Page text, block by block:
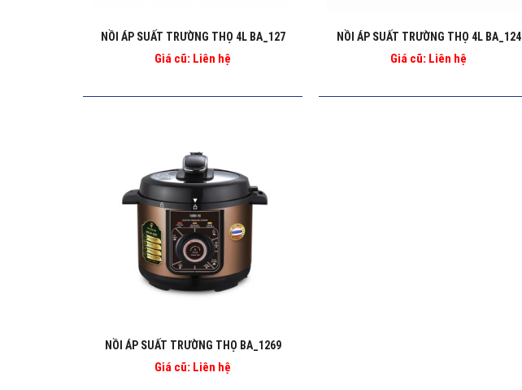
NỒI ÁP SUẤT TRƯỜNG THỌ 4L BA_127
Giá cũ: Liên hệ
NỒI ÁP SUẤT TRƯỜNG THỌ 4L BA_124
Giá cũ: Liên hệ
NỒI ÁP SUẤT TRƯỜNG THỌ BA_1269
Giá cũ: Liên hệ